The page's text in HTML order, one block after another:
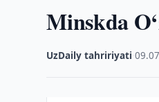
Minskda
UzDaily tahririyati ·